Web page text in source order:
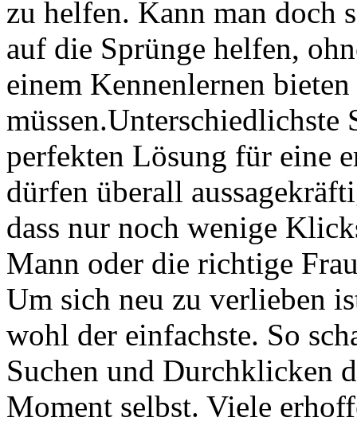
zu helfen. Kann man doch
auf die Sprünge helfen,
einem Kennenlernen
müssen.Unterschiedlichste
perfekten Lösung für eine
dürfen überall
dass nur noch wenige
Mann oder die richtige
Um sich neu zu verlieben
wohl der einfachste. So
Suchen und Durchklicken
Moment selbst. Viele